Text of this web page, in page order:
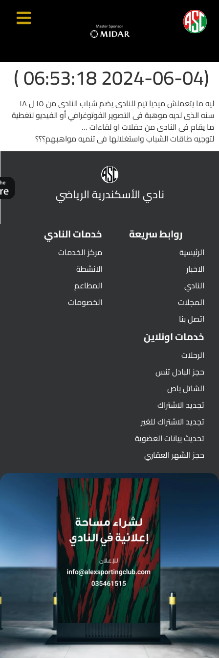
(2024-06-04 06:53:18 )
ليه ما يتعملش ميديا تيم للنادى يضم شباب النادى من ١٥ ل ١٨
سنه الذى لديه موهبة فى التصوير الفوتوغرافي أو الفيديو لتغطية
ما يقام فى النادى من حفلات او لقاءات …
لتوجيه طاقات الشباب واستغلالها فى تنميه مواهبهم؟؟؟
نادي الأسكندرية الرياضي
روابط سريعة
الرئيسية
الاخبار
النادي
المجلات
اتصل بنا
خدمات النادي
مركز الخدمات
الانشطة
المطاعم
الخصومات
خدمات اونلاين
الرحلات
حجز البادل تنس
الشاتل باص
تجديد الاشتراك
تجديد الاشتراك للغير
تحديث بيانات العضوية
حجز الشهر العقاري